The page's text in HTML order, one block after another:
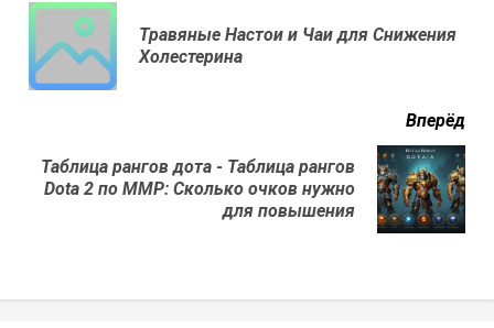
еще
Травяные Настои и Чаи для Снижения
Холестерина
Вперёд
Next
Таблица рангов дота - Таблица рангов
Dota 2 по ММР: Сколько очков нужно
для повышения